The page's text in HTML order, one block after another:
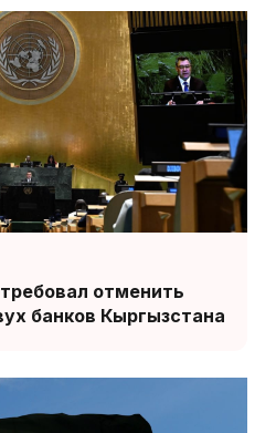
отменить
банков Кыргызстана